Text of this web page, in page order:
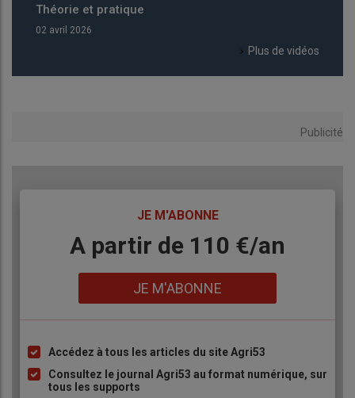
Théorie et pratique
02 avril 2026
Plus de vidéos
Publicité
JE M'ABONNE
BodyA partir de 110 €/an
JE M'ABONNE
Liste
à
puce
Accédez à tous les articles du site Agri53
Consultez le journal Agri53 au format numérique, sur
tous les supports